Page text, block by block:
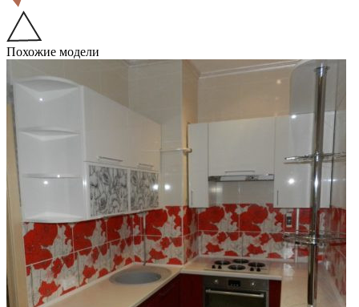
Похожие модели